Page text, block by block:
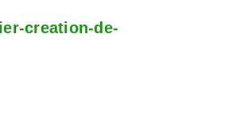
creation-de-